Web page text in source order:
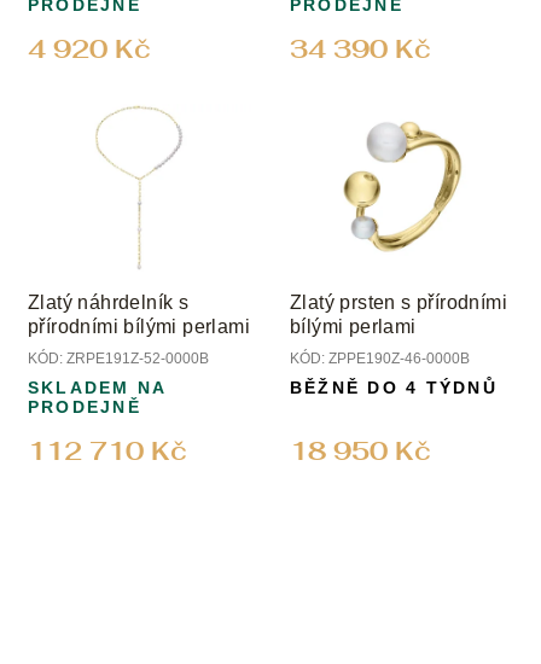
ů
4 920 Kč
PRODEJNĚ
34 390 Kč
PRODEJNĚ
Zlatý náhrdelník s
přírodními bílými perlami
KÓD: ZRPE191Z-52-0000B
112 710 Kč
SKLADEM NA
PRODEJNĚ
Zlatý prsten s přírodními
bílými perlami
KÓD: ZPPE190Z-46-0000B
18 950 Kč
BĚŽNĚ DO 4 TÝDNŮ